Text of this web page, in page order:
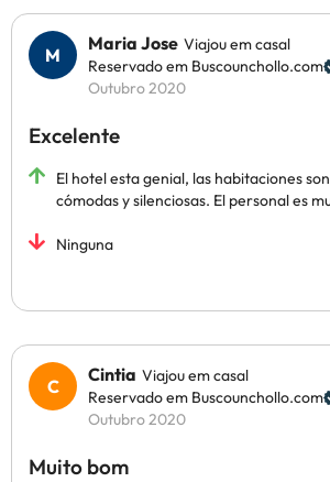
Maria Jose Viajou em casal
Reservado em Buscounchollo.com
Outubro 2020
Excelente
El hotel esta genial, las habitaciones
cómodas y silenciosas. El personal es
Ninguna
Cintia Viajou em casal
Reservado em Buscounchollo.com
Outubro 2020
Muito bom